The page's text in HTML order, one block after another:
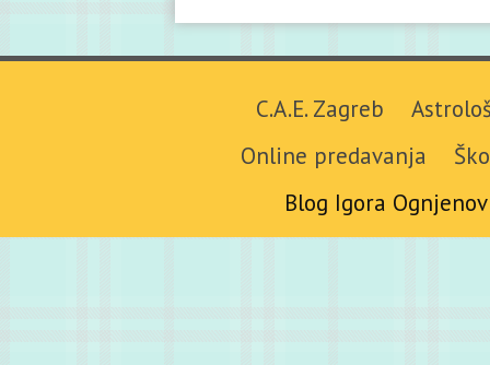
C.A.E. Zagreb
Online predavanja
Blog Igora